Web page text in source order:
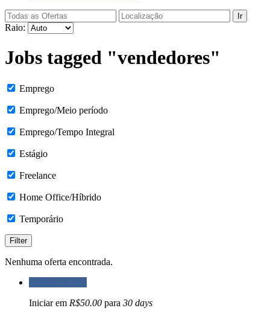
Ir
Raio:
Jobs tagged "vendedores"
Emprego
Emprego/Meio período
Emprego/Tempo Integral
Estágio
Freelance
Home Office/Híbrido
Temporário
Nenhuma oferta encontrada.
Iniciar em R$50.00 para 30 days